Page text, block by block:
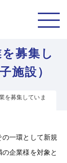
募集し
施設）
を募集していま
一環として新規
企業様を対象と